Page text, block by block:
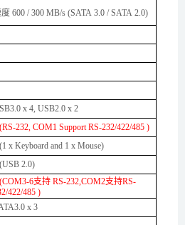
600 / 300 MB/s (SATA 3.0 / SATA 2.0)
x4 , USB2.0 x2
232, COM1Support RS-232/422/485 )
x Keyboard and 1 x Mouse)
(USB 2.0)
(COM3-6支持 RS-232,COM2支持RS-
422/485 )
x3